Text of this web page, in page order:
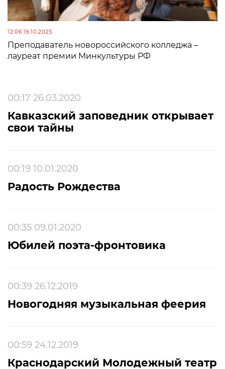
12:06 16.10.2025
Преподаватель новороссийского колледжа –
лауреат премии Минкультуры РФ
00:17 26.03.2020
Кавказский заповедник открывает
свои тайны
00:19 10.01.2020
Радость Рождества
00:35 09.01.2020
Юбилей поэта-фронтовика
00:39 26.12.2019
Новогодняя музыкальная феерия
00:59 24.12.2019
Краснодарский Молодежный театр